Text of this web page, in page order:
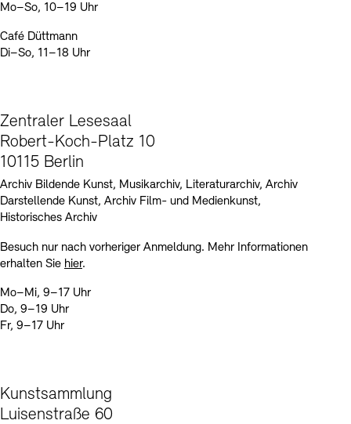
Mo–So, 10–19 Uhr
Café Düttmann
Di–So, 11–18 Uhr
Zentraler Lesesaal
Robert-Koch-Platz 10
10115 Berlin
Archiv Bildende Kunst, Musikarchiv, Literaturarchiv, Archiv
Darstellende Kunst, Archiv Film- und Medienkunst,
Historisches Archiv
Besuch nur nach vorheriger Anmeldung. Mehr Informationen
erhalten Sie hier.
Mo–Mi, 9–17 Uhr
Do, 9–19 Uhr
Fr, 9–17 Uhr
Kunstsammlung
Luisenstraße 60